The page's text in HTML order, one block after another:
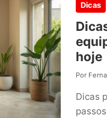
em 2026.
cuidados
Dicas
hoje
Por
Dicas